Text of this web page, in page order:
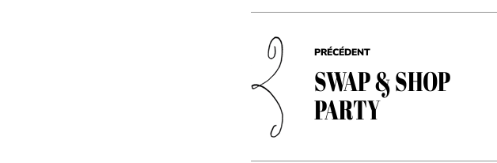
PRÉCÉDENT
SWAP & SHOP
PARTY